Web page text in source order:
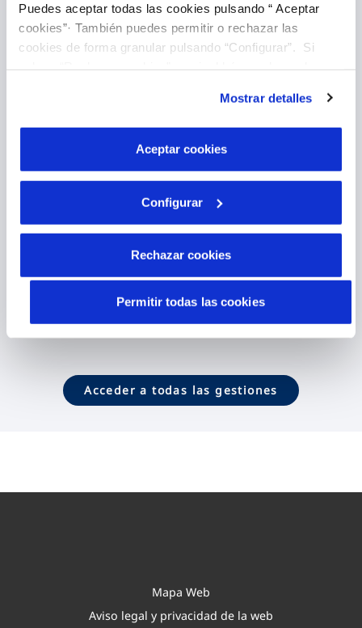
Puedes aceptar todas las cookies pulsando “ Aceptar
cookies”· También puedes permitir o rechazar las
cookies de forma granular pulsando “Configurar”. Si
son indispensables para que el sitio web funcione y que
por tanto no se pueden desactivar. Puedes consultar
más información en nuestraPolítica de Cookies
Mostrar detalles
Aceptar cookies
Configurar
Rechazar cookies
Permitir todas las cookies
Contactar
Acceder a todas las gestiones
Mapa Web
Aviso legal y privacidad de la web